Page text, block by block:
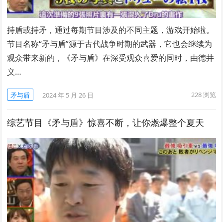
持盾或持矛，通过每期节目涉及的不同主题，游戏开始啦。
节目名称“矛与盾”源于古代战争时期的武器，它也会继续为
观众带来新的，《矛与盾》在深受观众喜爱的同时，由德井
义…
矛与盾 2024 年 5 月 26 日 228浏览
综艺节目《矛与盾》惊喜不断，让你燃爆整个夏天